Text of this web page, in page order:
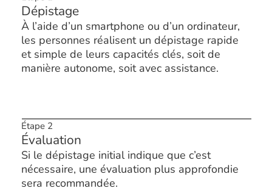
Dépistage
À l’aide d’un smartphone ou d’un ordinateur,
les personnes réalisent un dépistage rapide
et simple de leurs capacités clés, soit de
manière autonome, soit avec assistance.
Étape 2
Évaluation
Si le dépistage initial indique que c’est
nécessaire, une évaluation plus approfondie
sera recommandée.